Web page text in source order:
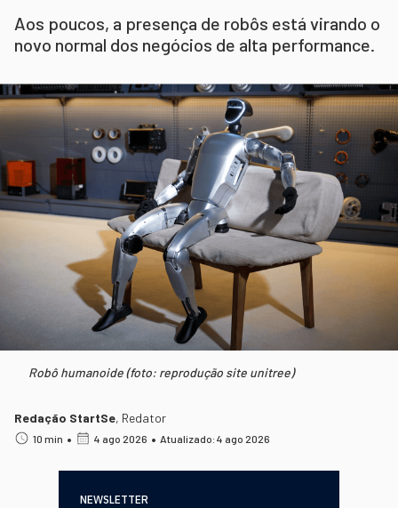
Aos poucos, a presença de robôs está virando o
novo normal dos negócios de alta performance.
Robô humanoide (foto: reprodução site unitree)
Redação StartSe, Redator
10 min • 4 ago 2026 • Atualizado: 4 ago 2026
NEWSLETTER